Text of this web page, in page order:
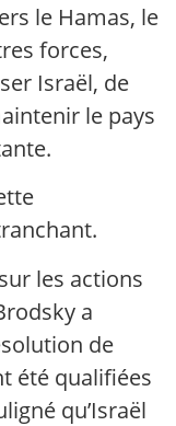
le Hamas, le
forces,
Israël, de
le pays
les actions
a
de
été qualifiées
qu’Israël